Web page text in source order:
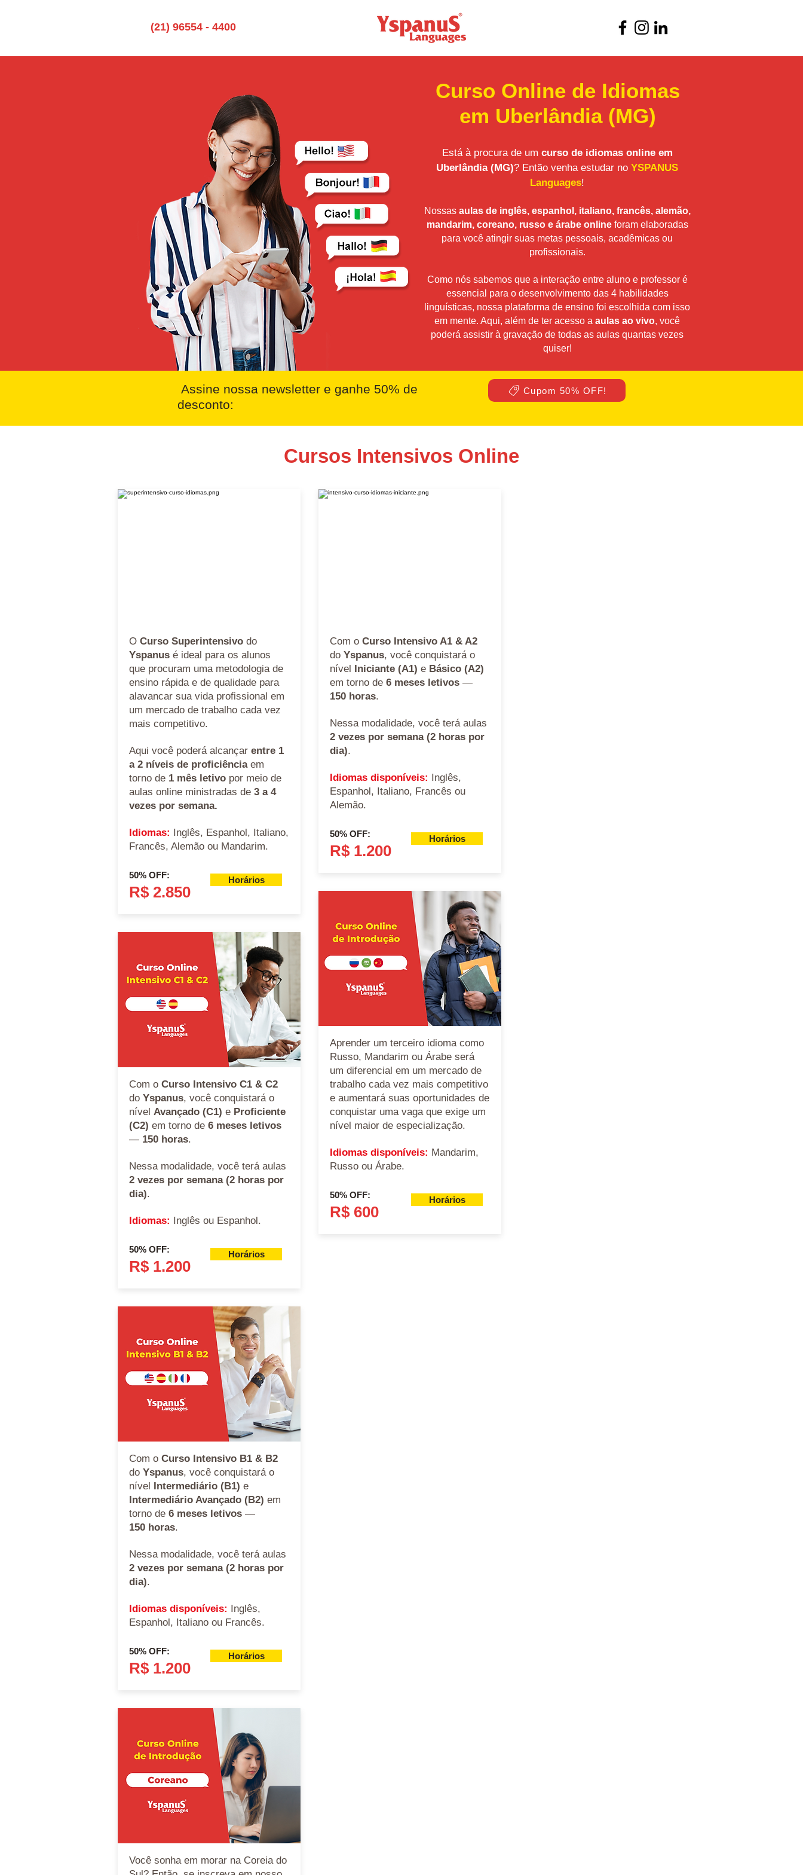
(21) 96554 - 4400
Curso Online de Idiomas
em Uberlândia (MG)
Está à procura de um curso de idiomas online em
Uberlândia (MG)? Então venha estudar no YSPANUS
Languages!
Nossas aulas de inglês, espanhol, italiano, francês, alemão,
mandarim, coreano, russo e árabe online foram elaboradas
para você atingir suas metas pessoais, acadêmicas ou
profissionais.
Como nós sabemos que a interação entre aluno e professor é
essencial para o desenvolvimento das 4 habilidades
linguísticas, nossa plataforma de ensino foi escolhida com isso
em mente. Aqui, além de ter acesso a aulas ao vivo, você
poderá assistir à gravação de todas as aulas quantas vezes
quiser!
Assine nossa newsletter e ganhe 50% de
desconto:
Cupom 50% OFF!
Cursos Intensivos Online
O Curso Superintensivo do
Yspanus é ideal para os alunos
que procuram uma metodologia de
ensino rápida e de qualidade para
alavancar sua vida profissional em
um mercado de trabalho cada vez
mais competitivo.
Aqui você poderá alcançar entre 1
a 2 níveis de proficiênciaem
torno de 1 mês letivo por meio de
aulas online ministradas de 3 a 4
vezes por semana.
Idiomas: Inglês, Espanhol, Italiano,
Francês, Alemão ou Mandarim.
50% OFF:
R$ 2.850
Horários
Com o Curso Intensivo C1 & C2
do Yspanus, você conquistará o
nível Avançado (C1) e Proficiente
(C2) em torno de 6 meses letivos
— 150 horas.
Nessa modalidade, você terá aulas
2 vezes por semana (2 horas por
dia).
Idiomas: Inglês ou Espanhol.
50% OFF:
R$ 1.200
Horários
Com o Curso Intensivo A1 & A2
do Yspanus, você conquistará o
nível Iniciante (A1) e Básico (A2)
em torno de 6 meses letivos —
150 horas.
Nessa modalidade, você terá aulas
2 vezes por semana (2 horas por
dia).
Idiomas disponíveis: Inglês,
Espanhol, Italiano, Francês ou
Alemão.
50% OFF:
R$ 1.200
Horários
Aprender um terceiro idioma como
Russo, Mandarim ou Árabe será
um diferencial em um mercado de
trabalho cada vez mais competitivo
e aumentará suas oportunidades de
conquistar uma vaga que exige um
nível maior de especialização.
Idiomas disponíveis: Mandarim,
Russo ou Árabe.
50% OFF:
R$ 600
Horários
Com o Curso Intensivo B1 & B2
do Yspanus, você conquistará o
nível Intermediário (B1) e
Intermediário Avançado (B2) em
torno de 6 meses letivos —
150 horas.
Nessa modalidade, você terá aulas
2 vezes por semana (2 horas por
dia).
Idiomas disponíveis: Inglês,
Espanhol, Italiano ou Francês.
50% OFF:
R$ 1.200
Horários
Você sonha em morar na Coreia do